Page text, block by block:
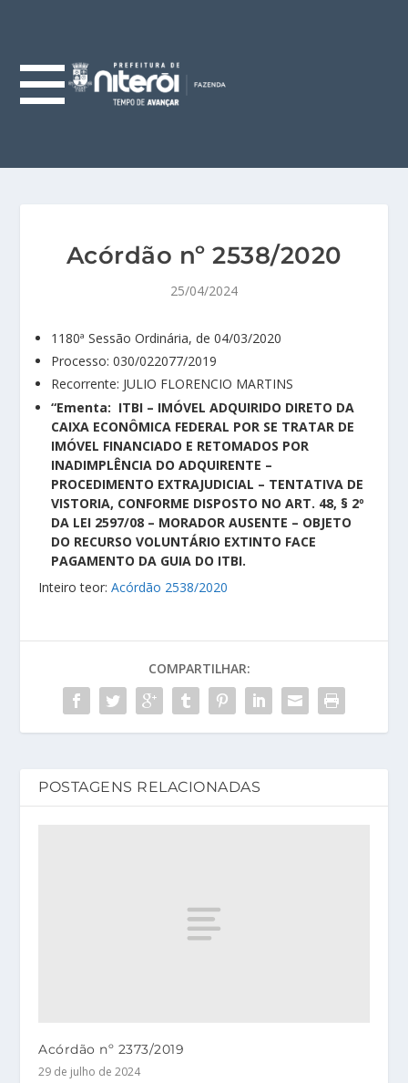
Acórdão nº 2538/2020
25/04/2024
1180ª Sessão Ordinária, de 04/03/2020
Processo: 030/022077/2019
Recorrente: JULIO FLORENCIO MARTINS
“Ementa: ITBI – IMÓVEL ADQUIRIDO DIRETO DA
CAIXA ECONÔMICA FEDERAL POR SE TRATAR DE
IMÓVEL FINANCIADO E RETOMADOS POR
INADIMPLÊNCIA DO ADQUIRENTE –
PROCEDIMENTO EXTRAJUDICIAL – TENTATIVA DE
VISTORIA, CONFORME DISPOSTO NO ART. 48, § 2º
DA LEI 2597/08 – MORADOR AUSENTE – OBJETO
DO RECURSO VOLUNTÁRIO EXTINTO FACE
PAGAMENTO DA GUIA DO ITBI.
Inteiro teor:Acórdão 2538/2020
COMPARTILHAR:
POSTAGENS RELACIONADAS
Acórdão nº 2373/2019
29 de julho de 2024